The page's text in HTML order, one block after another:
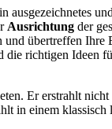
ausgezeichnetes und
Ausrichtung der
und übertreffen
die richtigen Ideen
Er erstrahlt
in einem klassisch